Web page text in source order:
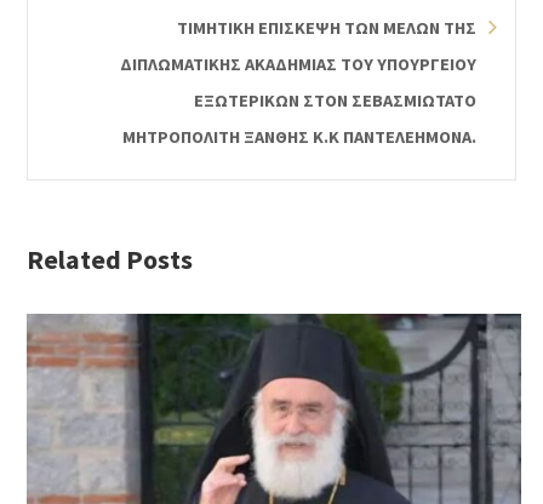
ΤΙΜΗΤΙΚΗ ΕΠΙΣΚΕΨΗ ΤΩΝ ΜΕΛΩΝ ΤΗΣ
ΔΙΠΛΩΜΑΤΙΚΗΣ ΑΚΑΔΗΜΙΑΣ ΤΟΥ ΥΠΟΥΡΓΕΙΟΥ
ΕΞΩΤΕΡΙΚΩΝ ΣΤΟΝ ΣΕΒΑΣΜΙΩΤΑΤΟ
ΜΗΤΡΟΠΟΛΙΤΗ ΞΑΝΘΗΣ Κ.Κ ΠΑΝΤΕΛΕΗΜΟΝΑ.
Related Posts